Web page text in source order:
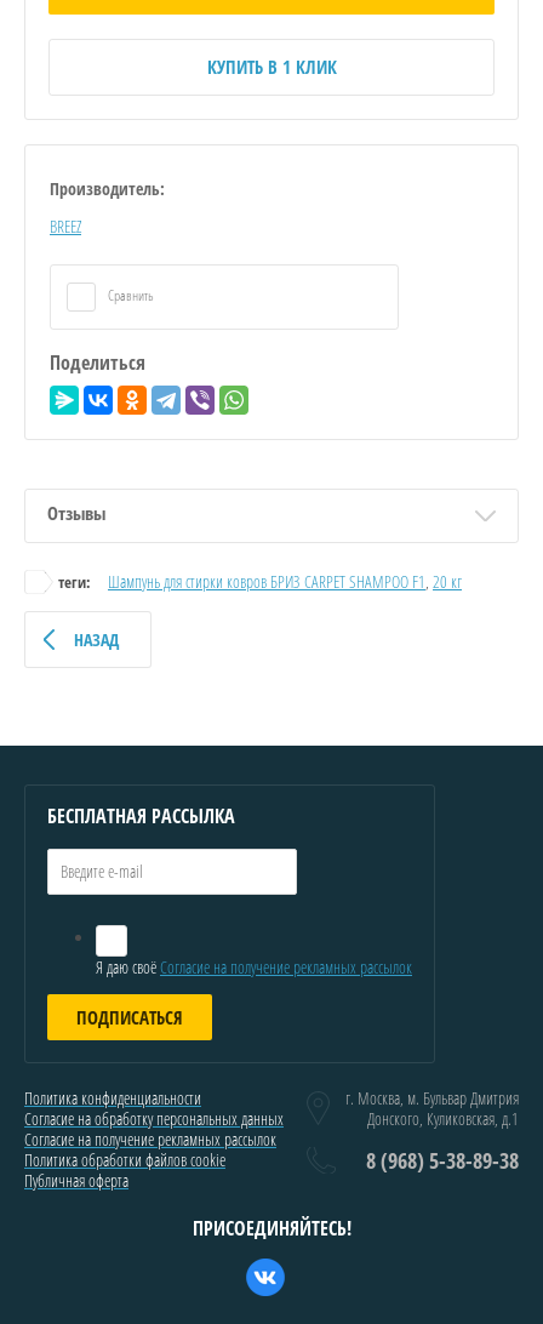
КУПИТЬ В 1 КЛИК
Производитель:
BREEZ
Сравнить
Поделиться
Отзывы
теги: Шампунь для стирки ковров БРИЗ CARPET SHAMPOO F1 20 кг
НАЗАД
БЕСПЛАТНАЯ РАССЫЛКА
Я даю своёСогласие на получение рекламных рассылок
ПОДПИСАТЬСЯ
Политика конфиденциальности
Согласие на обработку персональных данных
Согласие на получение рекламных рассылок
Политика обработки файлов cookie
Публичная оферта
г. Москва, м. Бульвар Дмитрия
Донского, Куликовская, д.1
8 (968) 5-38-89-38
ПРИСОЕДИНЯЙТЕСЬ!